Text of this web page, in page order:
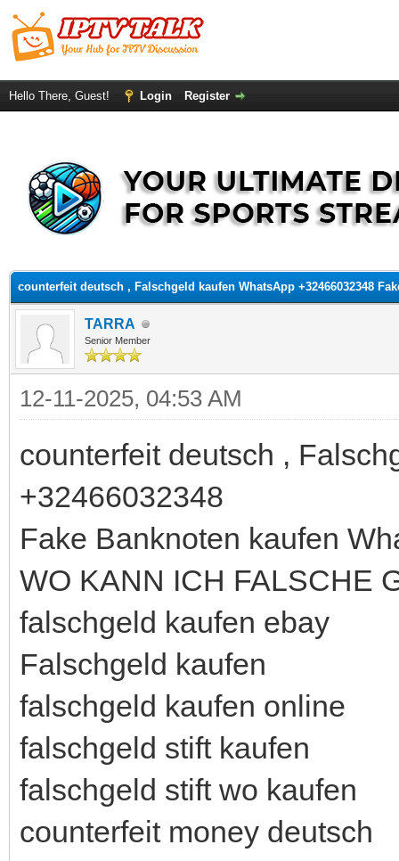
Hello There, Guest! Login Register
counterfeit deutsch , Falschgeld kaufen WhatsApp +32466032348
TARRA
Senior Member
12-11-2025, 04:53 AM
counterfeit deutsch ,
+32466032348
Fake Banknoten kaufen
WO KANN ICH FALSCHE
falschgeld kaufen ebay
Falschgeld kaufen
falschgeld kaufen online
falschgeld stift kaufen
falschgeld stift wo kaufen
counterfeit money deutsch